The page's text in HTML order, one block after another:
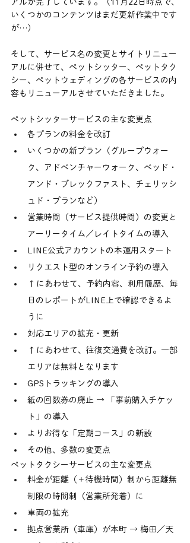
アルが完了しています。（11月22日時点で、
いくつかのコンテンツはまだ更新作業中です
が…）
そして、サービス名の変更とサイトリニュー
アルに併せて、ペットシッター、ペットタク
シー、ペットウェディングの各サービスの内
容もリニューアルさせていただきました。
ペットシッターサービスの主な変更点
各プランの料金を改訂
いくつかの新プラン（グループウォー
ク、アドベンチャーウォーク、ベッド・
アンド・ブレックファスト、チェリッシ
ュド・プランなど）
営業時間（サービス提供時間）の変更と
アーリータイム／レイトタイムの導入
LINE公式アカウントの本運用スタート
リクエスト型のオンライン予約の導入
↑にあわせて、予約内容、利用履歴、毎
日のレポートがLINE上で確認できるよ
うに
対応エリアの拡充・更新
↑にあわせて、往復交通費を改訂。一部
エリアは無料となります
GPSトラッキングの導入
紙の回数券の廃止 → 「事前購入チケッ
ト」の導入
よりお得な「定期コース」の新設
その他、多数の変更点
ペットタクシーサービスの主な変更点
料金が距離（＋待機時間）制から距離無
制限の時間制（営業所発着）に
車両の拡充
拠点営業所（車庫）が本町 → 梅田／天